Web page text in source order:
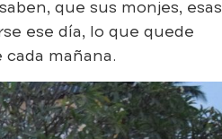
que sus monjes, esas
ese día, lo que quede
mañana.